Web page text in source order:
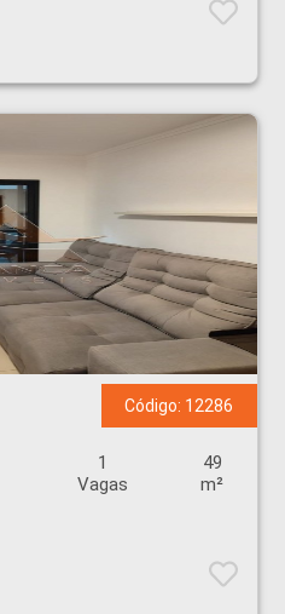
Código: 12286
1
Vagas
49
m²